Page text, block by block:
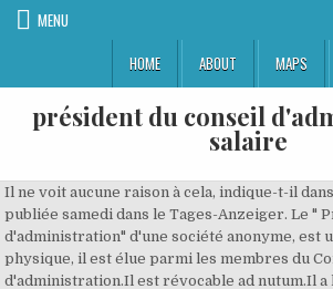
MENU
HOME
ABOUT MAPS
président du conseil
salaire
Il ne voit aucune raison à cela, indique-t-il
publiée samedi dans le Tages-Anzeiger. Le "
d'administration" d'une société anonyme, est
physique, il est élue parmi les membres du
d'administration.Il est révocable ad nutum.Il